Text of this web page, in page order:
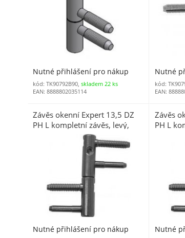
Nutné přihlášení pro nákup
kód: TK90792B90,skladem 22 ks
EAN: 8888802035114
Nutné
kód:
EAN:
Závěs okenní Expert 13,5 DZ
PH L kompletní závěs, levý,
zinek modrý (balení 25 ks)
Nutné přihlášení pro nákup
Závěs
PH L
Nutné